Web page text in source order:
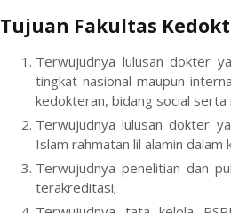
Tujuan Fakultas
Terwujudnya lulusan dokter
tingkat nasional maupun
kedokteran, bidang social serta
Terwujudnya lulusan dokter
Islam rahmatan lil alamin
Terwujudnya penelitian dan
terakreditasi;